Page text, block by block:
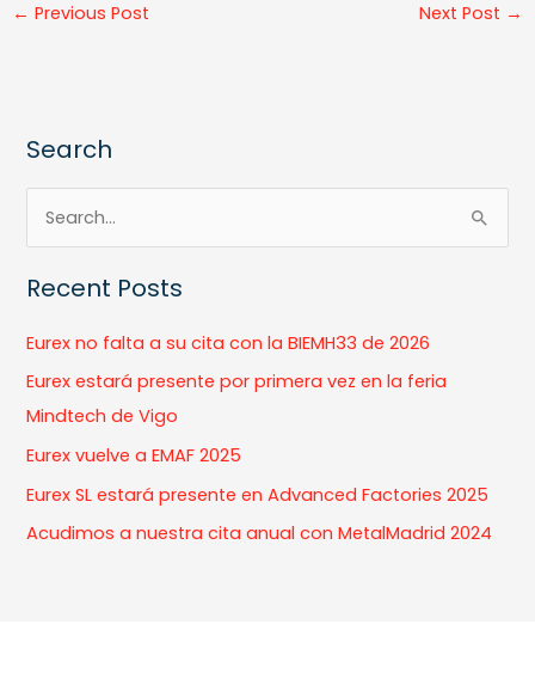
← Previous Post Next Post →
Search
e
a
h
f
o
r
:
Recent Posts
Eurex no falta a su cita con la BIEMH33 de 2026
Eurex estará presente por primera vez en la feria
Mindtech de Vigo
Eurex vuelve a EMAF 2025
Eurex SL estará presente en Advanced Factories 2025
Acudimos a nuestra cita anual con MetalMadrid 2024